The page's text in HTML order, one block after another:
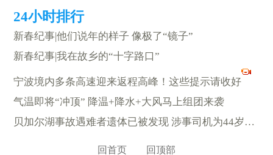
新春纪事|他们说年的样子 像极了“镜子”
新春纪事|我在故乡的“十字路口”
宁波境内多条高速迎来返程高峰！这些提示请收好
气温即将“冲顶” 降温+降水+大风马上组团来袭
贝加尔湖事故遇难者遗体已被发现 涉事司机为44岁当地男子
回首页 回顶部